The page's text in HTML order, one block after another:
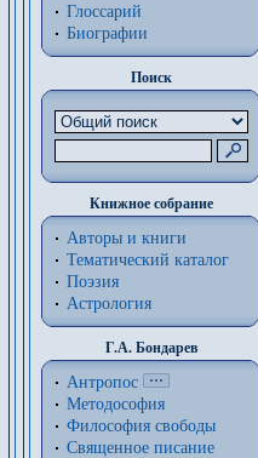
Глоссарий
Биографии
Поиск
Книжное собрание
Авторы и книги
Тематический каталог
Поэзия
Астрология
Г.А. Бондарев
Антропос
Методософия
Философия cвободы
Священное писание